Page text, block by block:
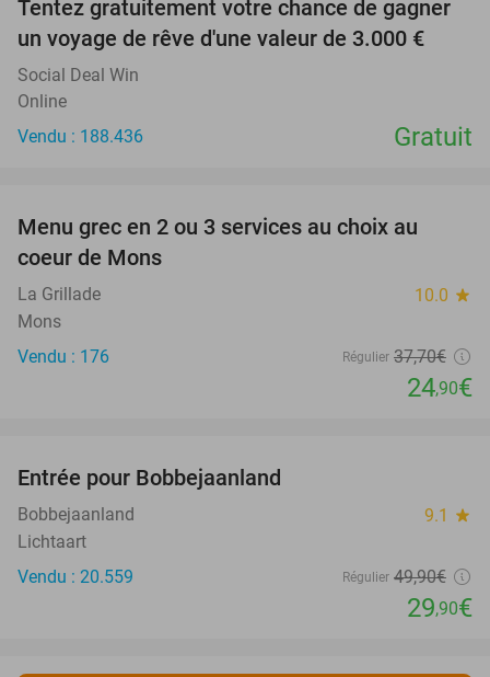
Tentez gratuitement votre chance de gagner
un voyage de rêve d'une valeur de 3.000 €
Social Deal Win
Online
Vendu : 188.436
Gratuit
Menu grec en 2 ou 3 services au choix au
coeur de Mons
La Grillade 10.0 star
Mons
Vendu : 176
Régulier 37,70€
24,90€
Entrée pour Bobbejaanland
Bobbejaanland 9.1 star
Lichtaart
Vendu : 20.559
Régulier 49,90€
29,90€